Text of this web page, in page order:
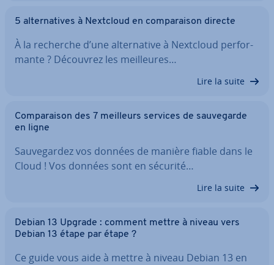
5 al­ter­na­tives à Nextcloud en com­pa­rai­son directe
À la recherche d’une al­ter­na­tive à Nextcloud per­for­
mante ? Découvrez les meil­leures…
Lire la suite
Com­pa­rai­son des 7 meilleurs services de sau­ve­garde
en ligne
Sau­ve­gar­dez vos données de manière fiable dans le
Cloud ! Vos données sont en sécurité…
Lire la suite
Debian 13 Upgrade : comment mettre à niveau vers
Debian 13 étape par étape ?
Ce guide vous aide à mettre à niveau Debian 13 en